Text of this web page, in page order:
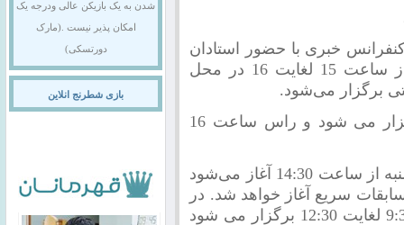
ماه جاری کنفرانس خبری با حضور استادان
بزرگ احسان قائم مقامی و نایجل شورت از ساعت 15 لغایت 16 در محل
برگزار می‌شود.
با اتمام کنفرانس خبری مراسم افتتاحیه برگزار می شود و راس ساعت 16
مسابقات فکری روزهای شنبه، یکشنبه و دوشنبه از ساعت 14:30 آغاز می‌شود
اولین دور از مسابقات سریع آغاز خواهد شد. در
مجموع 4 بازی سریع در این روز از ساعت 9:30 لغایت 12:30 برگزار می شود
شدن به یک بازیکن عالی ودرجه یک
امکان پذیر نیست .(مارک
دورتسکی)
بازی شطرنج انلاین